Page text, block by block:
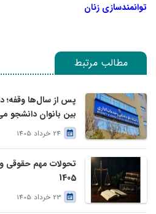
توانمندسازی زنان
مطالب مرتبط
پس از سال‌ها وقفه؛
بین بانوان دانشجو
24 خرداد 1405
1405
23 خرداد 1405